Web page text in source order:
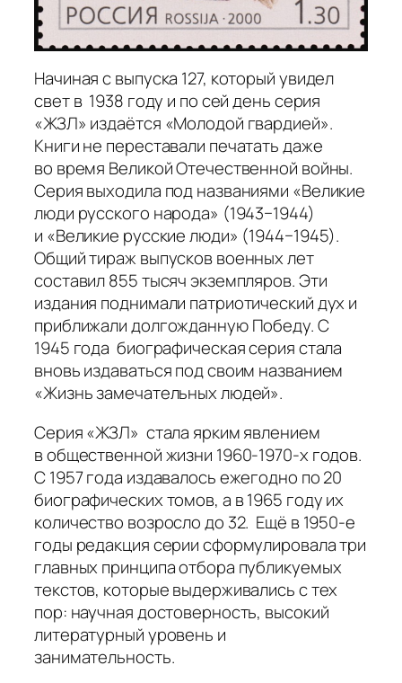
Начиная с выпуска 127, который увидел
свет в 1938 году и по сей день серия
«ЖЗЛ» издаётся «Молодой гвардией».
Книги не переставали печатать даже
во время Великой Отечественной войны.
Серия выходила под названиями «Великие
люди русского народа» (1943−1944)
и «Великие русские люди» (1944−1945).
Общий тираж выпусков военных лет
составил 855 тысяч экземпляров. Эти
издания поднимали патриотический дух и
приближали долгожданную Победу. С
1945 года биографическая серия стала
вновь издаваться под своим названием
«Жизнь замечательных людей».
Серия «ЖЗЛ» стала ярким явлением
в общественной жизни 1960-1970-х годов.
С 1957 года издавалось ежегодно по 20
биографических томов, а в 1965 году их
количество возросло до 32. Ещё в 1950-е
годы редакция серии сформулировала три
главных принципа отбора публикуемых
текстов, которые выдерживались с тех
пор: научная достоверность, высокий
литературный уровень и
занимательность.